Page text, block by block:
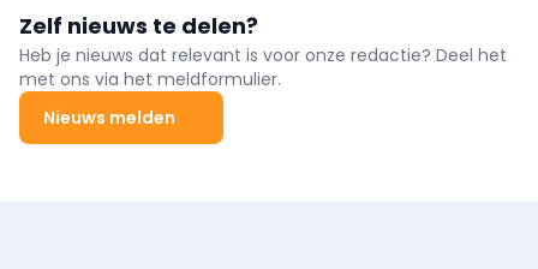
Zelf nieuws te delen?
Heb je nieuws dat relevant is voor onze redactie? Deel het
met ons via het meldformulier.
Nieuws melden